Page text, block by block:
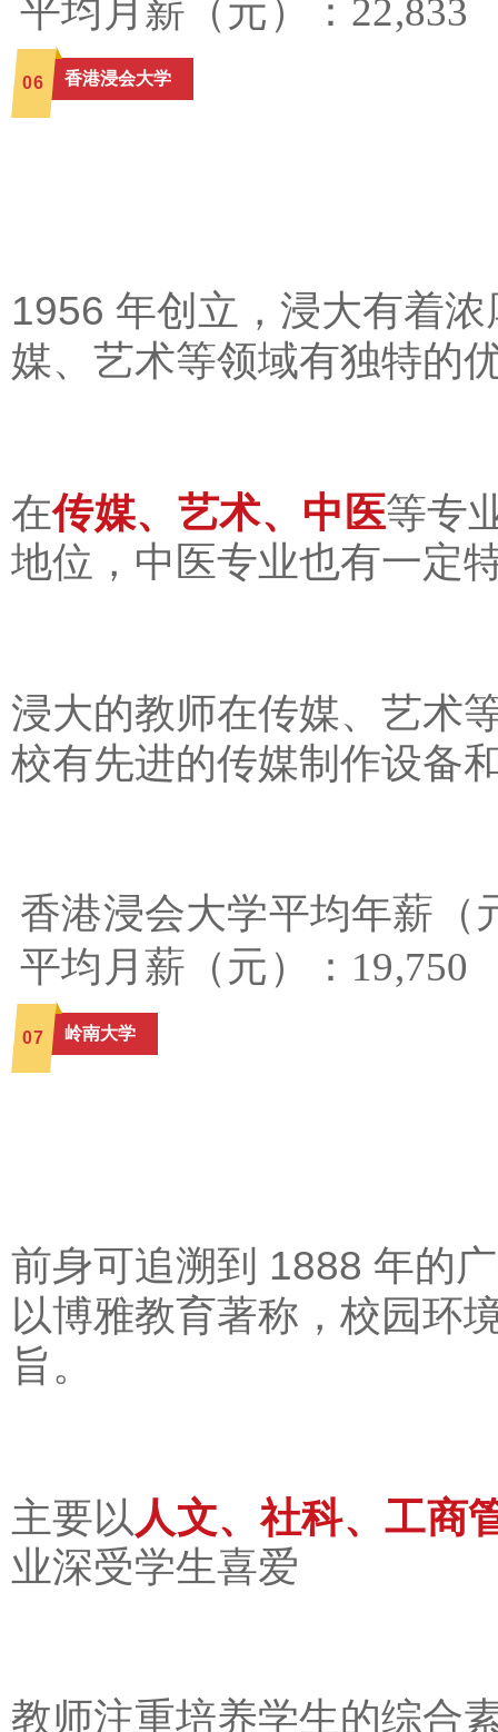
平均月薪（元）：22,833
06 香港浸会大学
1956 年创立，浸大有着
媒、艺术等领域有独特的
在传媒、艺术、中医等专
地位，中医专业也有一定
浸大的教师在传媒、艺术
校有先进的传媒制作设备
香港浸会大学平均年薪（
平均月薪（元）：19,750
07 岭南大学
前身可追溯到 1888 年的
以博雅教育著称，校园环
旨。
主要以人文、社科、工商
业深受学生喜爱
教师注重培养学生的综合